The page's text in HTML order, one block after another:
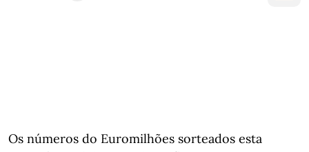
Os números do Euromilhões sorteados esta